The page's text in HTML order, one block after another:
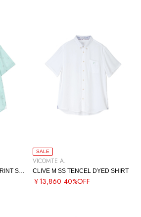
SALE
VICOMTE A.
CLIVE M SS TENCEL DYED SHIRT
￥13,860 40%OFF